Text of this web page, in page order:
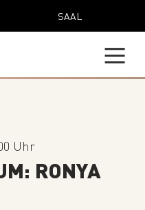
SAAL
Uhr
RONYA